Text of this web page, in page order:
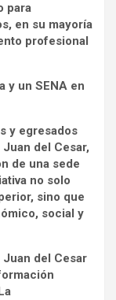
para
en su mayoría
profesional
y un SENA en
y egresados
del Cesar,
de una sede
no solo
sino que
social y
Juan del Cesar